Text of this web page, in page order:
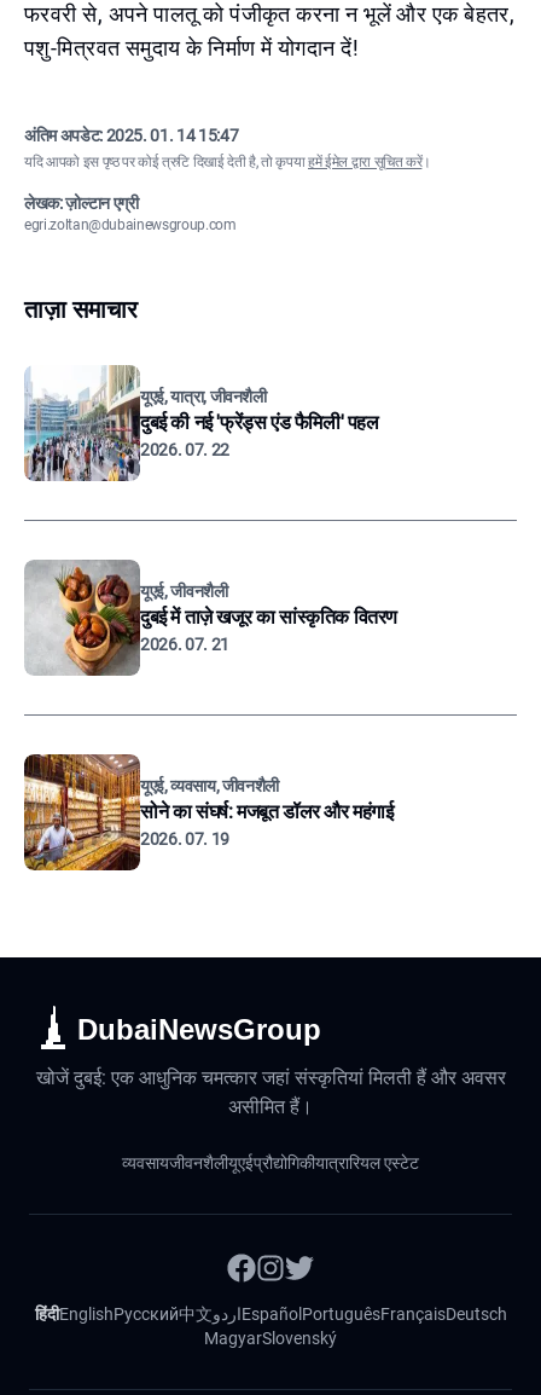
फरवरी से, अपने पालतू को पंजीकृत करना न भूलें और एक बेहतर,
पशु-मित्रवत समुदाय के निर्माण में योगदान दें!
अंतिम अपडेट:2025. 01. 14 15:47
यदि आपको इस पृष्ठ पर कोई त्रुटि दिखाई देती है, तो कृपयाहमें ईमेल द्वारा सूचित करें।
लेखक: ज़ोल्टान एग्री
egri.zoltan@dubainewsgroup.com
ताज़ा समाचार
यूएई, यात्रा, जीवनशैली
दुबई की नई 'फ्रेंड्स एंड फैमिली' पहल
2026. 07. 22
यूएई, जीवनशैली
दुबई में ताज़े खजूर का सांस्कृतिक वितरण
2026. 07. 21
यूएई, व्यवसाय, जीवनशैली
सोने का संघर्ष: मजबूत डॉलर और महंगाई
2026. 07. 19
DubaiNewsGroup
खोजें दुबई: एक आधुनिक चमत्कार जहां संस्कृतियां मिलती हैं और अवसर
असीमित हैं।
व्यवसायजीवनशैलीयूएईप्रौद्योगिकीयात्रारियल एस्टेट
हिंदीEnglishРусский中文اردوEspañol PortuguêsFrançaisDeutsch
MagyarSlovenský